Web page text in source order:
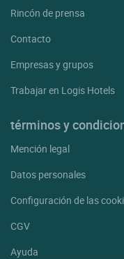
Rincón de prensa
Contacto
Empresas y grupos
Trabajar en Logis Hotels
términos y
Mención legal
Datos personales
Configuración de las
CGV
Ayuda